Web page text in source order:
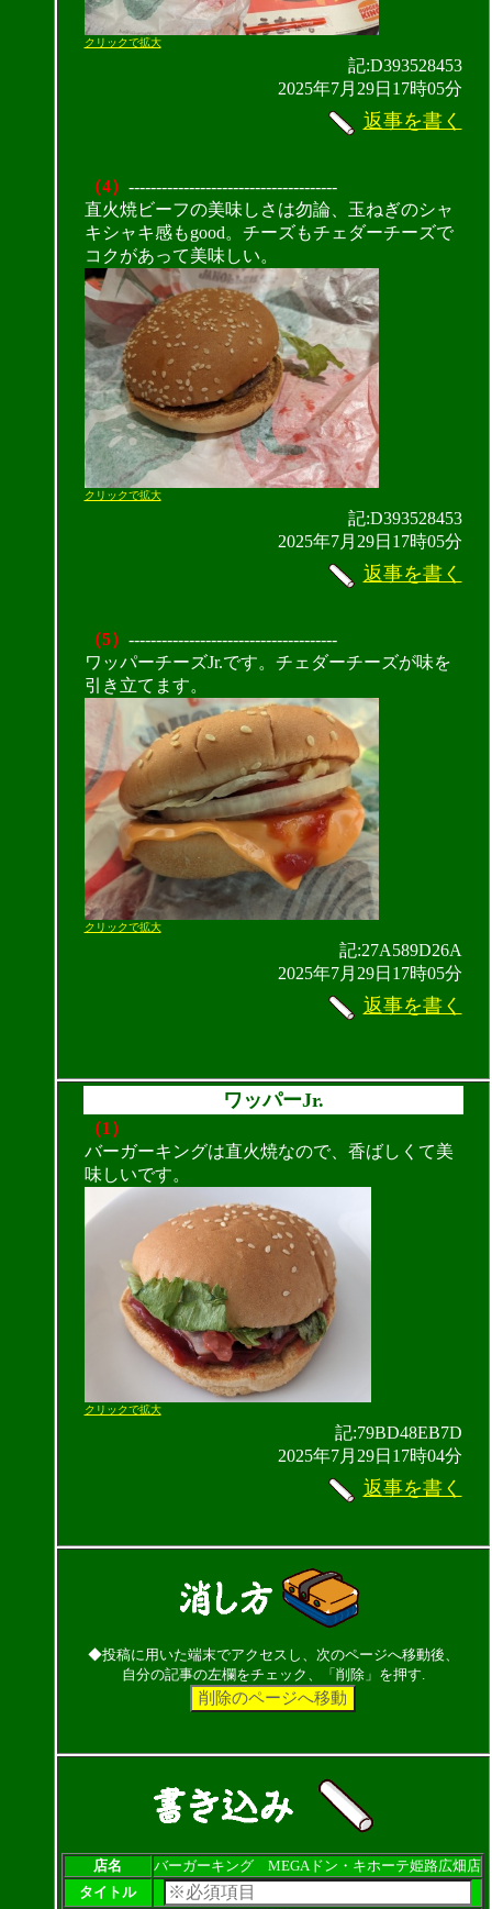
クリックで拡大
記:D393528453
2025年7月29日17時05分
返事を書く
（4） --------------------------------------
直火焼ビーフの美味しさは勿論、玉ねぎのシャ
キシャキ感もgood。チーズもチェダーチーズで
コクがあって美味しい。
クリックで拡大
記:D393528453
2025年7月29日17時05分
返事を書く
（5） --------------------------------------
ワッパーチーズJr.です。チェダーチーズが味を
引き立てます。
クリックで拡大
記:27A589D26A
2025年7月29日17時05分
返事を書く
ワッパーJr.
（1）
バーガーキングは直火焼なので、香ばしくて美
味しいです。
クリックで拡大
記:79BD48EB7D
2025年7月29日17時04分
返事を書く
◆投稿に用いた端末でアクセスし、次のページへ移動後、
自分の記事の左欄をチェック、「削除」を押す.
店名
バーガーキング MEGAドン・キホーテ姫路広畑店
タイトル